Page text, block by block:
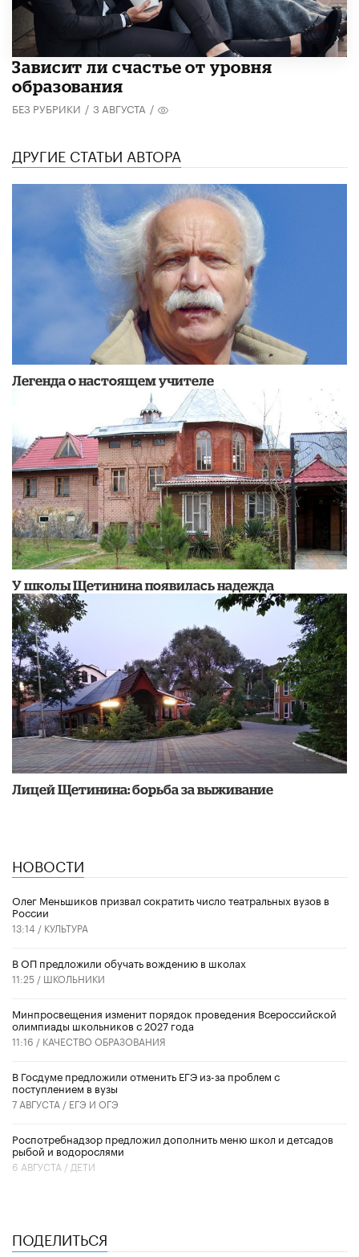
Зависит ли счастье от уровня
образования
БЕЗ РУБРИКИ / 3 АВГУСТА /
ДРУГИЕ СТАТЬИ АВТОРА
Легенда о настоящем учителе
У школы Щетинина появилась надежда
Лицей Щетинина: борьба за выживание
НОВОСТИ
Олег Меньшиков призвал сократить число театральных вузов в
России
13:14 / КУЛЬТУРА
В ОП предложили обучать вождению в школах
11:25 / ШКОЛЬНИКИ
Минпросвещения изменит порядок проведения Всероссийской
олимпиады школьников с 2027 года
11:16 / КАЧЕСТВО ОБРАЗОВАНИЯ
В Госдуме предложили отменить ЕГЭ из-за проблем с
поступлением в вузы
7 АВГУСТА / ЕГЭ И ОГЭ
Роспотребнадзор предложил дополнить меню школ и детсадов
рыбой и водорослями
6 АВГУСТА / ДЕТИ
ПОДЕЛИТЬСЯ